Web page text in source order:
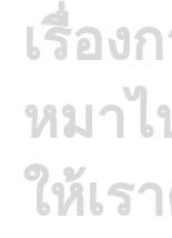
เรื่อง
หมาไ
ให้เร